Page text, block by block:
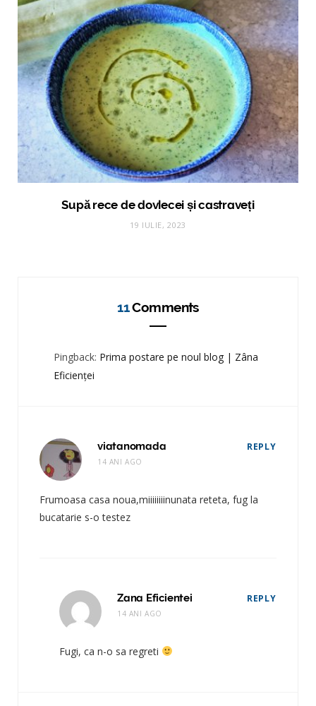
Supă rece de dovlecei și castraveți
19 IULIE, 2023
11Comments
Pingback: Prima postare pe noul blog | Zâna
Eficienţei
viatanomada
14 ANI AGO
REPLY
Frumoasa casa noua,miiiiiiiinunata reteta, fug la
bucatarie s-o testez
Zana Eficientei
14 ANI AGO
REPLY
Fugi, ca n-o sa regreti